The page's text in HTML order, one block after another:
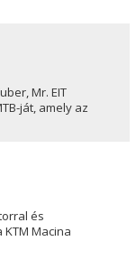
Mr. EIT
ját, amely az
és
Macina